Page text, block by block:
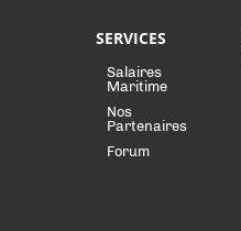
SERVICES
Salaires
Maritime
Nos
Partenaires
Forum